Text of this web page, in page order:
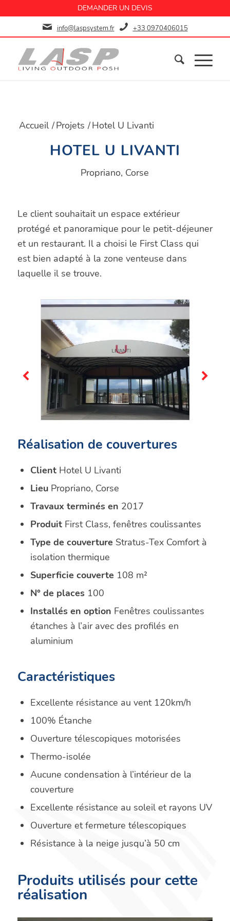
DEMANDER UN DEVIS
info@laspsystem.fr +33 0970406015
Accueil /Projets /Hotel U Livanti
HOTEL U LIVANTI
Propriano, Corse
Le client souhaitait un espace extérieur
protégé et panoramique pour le petit-déjeuner
et un restaurant. Il a choisi le First Class qui
est bien adapté à la zone venteuse dans
laquelle il se trouve.
Réalisation de couvertures
ClientHotel U Livanti
LieuPropriano, Corse
Travaux terminés en 2017
ProduitFirst Class, fenêtres coulissantes
Type de couverture Stratus-Tex Comfort à
isolation thermique
Superficie couverte 108 m²
N° de places 100
Installés en option Fenêtres coulissantes
étanches à l’air avec des profilés en
aluminium
Caractéristiques
Excellente résistance au vent 120km/h
100% Étanche
Ouverture télescopiques motorisées
Thermo-isolée
Aucune condensation à l’intérieur de la
couverture
Excellente résistance au soleil et rayons UV
Ouverture et fermeture télescopiques
Résistance à la neige jusqu’à 50 cm
Produits utilisés pour cette
réalisation